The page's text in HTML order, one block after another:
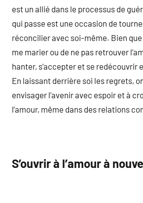
est un allié dans le processus de
qui passe est une occasion de
réconcilier avec soi-même. Bien que
me marier ou de ne pas retrouver
hanter, s’accepter et se redécouvrir
En laissant derrière soi les regrets,
envisager l’avenir avec espoir et à
l’amour, même dans des relations
S’ouvrir à l’amour à